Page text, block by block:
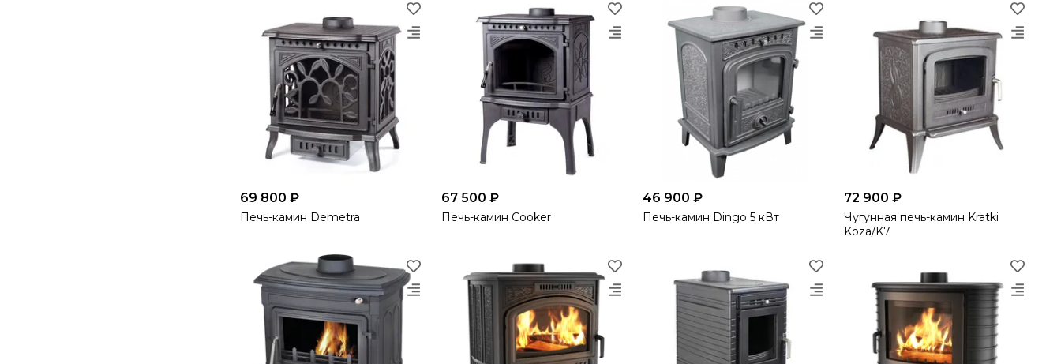
69 800 ₽
Печь-камин Demetra
67 500 ₽
Печь-камин Cooker
46 900 ₽
Печь-камин Dingo 5 кВт
72 900 ₽
Чугунная печь-камин Kratki
Koza/K7